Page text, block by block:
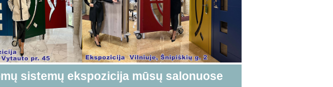
sistemų ekspozicija mūsų salonuose